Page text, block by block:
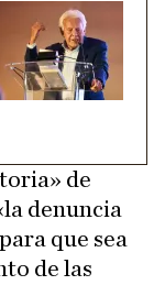
de
denuncia
para que sea
de las